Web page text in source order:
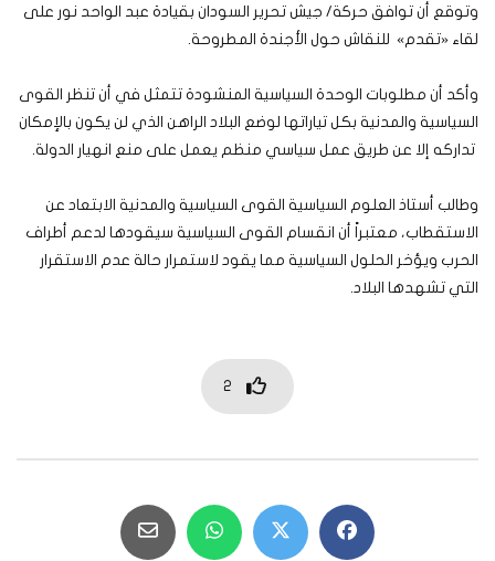
وتوقع أن توافق حركة/ جيش تحرير السودان بقيادة عبد الواحد نور على
لقاء «تقدم» للنقاش حول الأجندة المطروحة.
وأكد أن مطلوبات الوحدة السياسية المنشودة تتمثل في أن تنظر القوى
السياسية والمدنية بكل تياراتها لوضع البلاد الراهن الذي لن يكون بالإمكان
تداركه إلا عن طريق عمل سياسي منظم يعمل على منع انهيار الدولة.
وطالب أستاذ العلوم السياسية القوى السياسية والمدنية الابتعاد عن
الاستقطاب، معتبراً أن انقسام القوى السياسية سيقودها لدعم أطراف
الحرب ويؤخر الحلول السياسية مما يقود لاستمرار حالة عدم الاستقرار
التي تشهدها البلاد.
2